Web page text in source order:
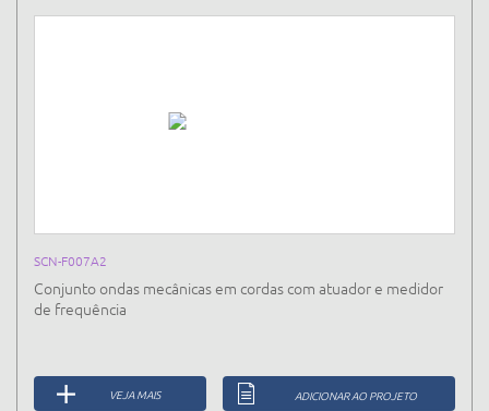
SCN-F007A2
Conjunto ondas mecânicas em cordas com atuador e medidor
de frequência
VEJA MAIS ADICIONAR AO PROJETO